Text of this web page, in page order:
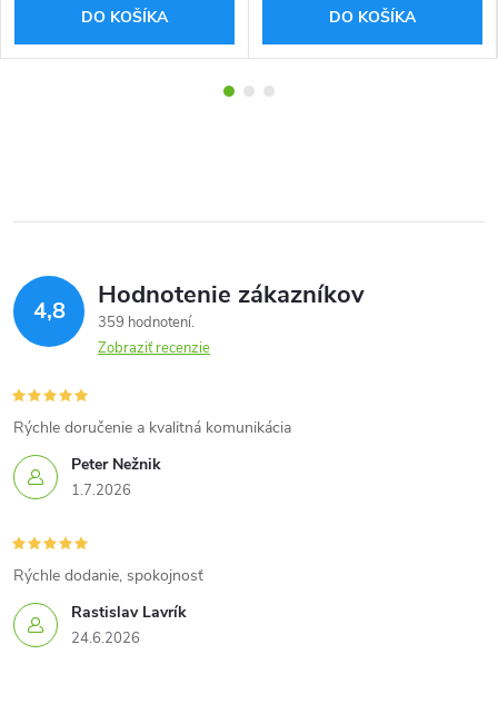
DO KOŠÍKA DO KOŠÍKA
4,8 Hodnotenie zákazníkov
359 hodnotení
Zobraziť recenzie
Peter Nežnik
1.7.2026
Rýchle doručenie a kvalitná komunikácia
Rastislav Lavrík
24.6.2026
Rýchle dodanie, spokojnosť